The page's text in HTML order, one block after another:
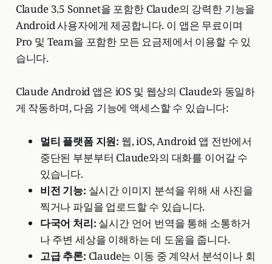
Claude 3.5 Sonnet을 포함한 Claude의 강력한 기능을
Android 사용자에게 제공합니다. 이 앱은 무료이며
Pro 및 Team을 포함한 모든 요금제에서 이용할 수 있
습니다.
Claude Android 앱은 iOS 및 웹상의 Claude와 동일하
게 작동하며, 다음 기능에 액세스할 수 있습니다:
멀티 플랫폼 지원: 웹, iOS, Android 앱 전반에서
중단된 부분부터 Claude와의 대화를 이어갈 수
있습니다.
비전 기능: 실시간 이미지 분석을 위해 새 사진을
찍거나 파일을 업로드할 수 있습니다.
다국어 처리: 실시간 언어 번역을 통해 소통하거
나 주변 세상을 이해하는 데 도움을 줍니다.
고급 추론: Claude는 이동 중 계약서 분석이나 회